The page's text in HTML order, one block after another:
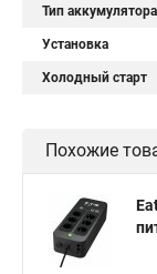
Тип аккумулятора
Установка
Холодный старт
Похожие